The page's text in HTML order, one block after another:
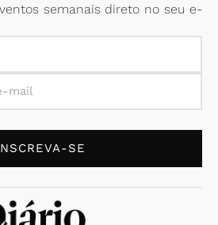
semanais direto no seu e-
SE